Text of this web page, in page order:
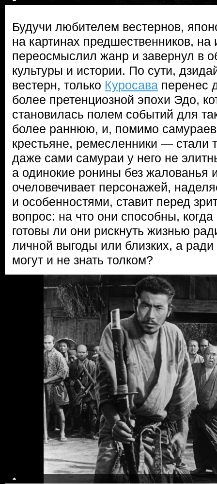
Будучи любителем вестернов,
на картинах предшественников, на
переосмыслил жанр и завернул в
культуры и истории. По сути,
вестерн, только Куросава перенес
более претенциозной эпохи Эдо,
становилась полем событий для
более раннюю, и, помимо
крестьяне, ремесленники — стали
даже сами самураи у него не
а одинокие ронины без жалованья
очеловечивает персонажей,
и особенностями, ставит перед
вопрос: на что они способны,
готовы ли они рискнуть жизнью
личной выгоды или близких, а
могут и не знать толком?